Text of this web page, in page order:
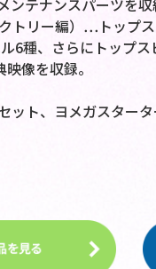
テナンスパーツを収
トリー編）…トップ
6種、さらにトップ
像を収録。
ット、ヨメガスター